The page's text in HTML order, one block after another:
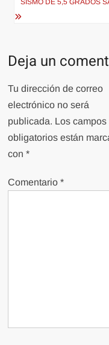
Deja un
Tu dirección de correo
electrónico no será
publicada. Los campos
obligatorios están
con*
Comentario*